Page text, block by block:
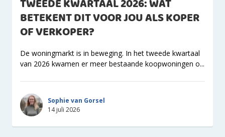
TWEEDE KWARTAAL 2026: WAT
BETEKENT DIT VOOR JOU ALS KOPER
OF VERKOPER?
De woningmarkt is in beweging. In het tweede kwartaal
van 2026 kwamen er meer bestaande koopwoningen o...
Sophie van Gorsel
14 juli 2026